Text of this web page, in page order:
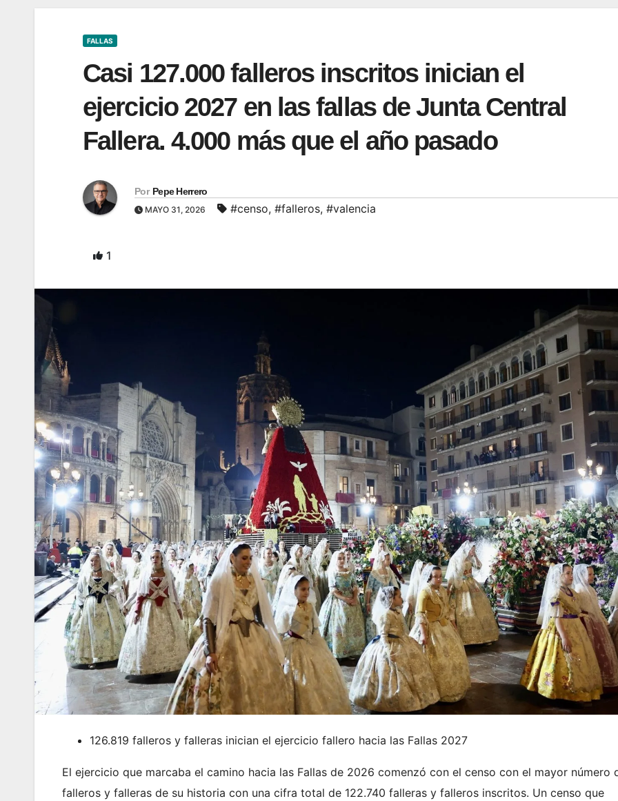
FALLAS
Casi 127.000 falleros inscritos inician el
ejercicio 2027 en las fallas de Junta Central
Fallera. 4.000 más que el año pasado
Por Pepe Herrero
MAYO 31, 2026 #censo, #falleros, #valencia
1
126.819 falleros y falleras inician el ejercicio fallero hacia las Fallas 2027
El ejercicio que marcaba el camino hacia las Fallas de 2026 comenzó con el censo con el mayor número
falleros y falleras de su historia con una cifra total de 122.740 falleras y falleros inscritos. Un censo que